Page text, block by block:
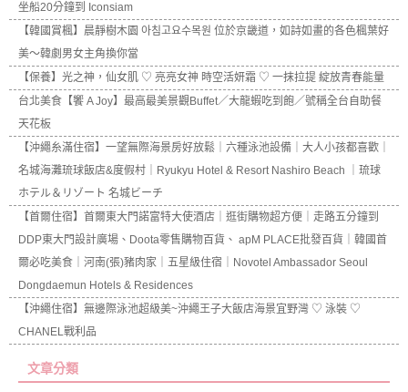
坐船20分鐘到 Iconsiam
【韓國賞楓】晨靜樹木園 아침고요수목원 位於京畿道，如詩如畫的各色楓葉好
美～韓劇男女主角換你當
【保養】光之神，仙女肌 ♡ 亮亮女神 時空活妍霜 ♡ 一抹拉提 綻放青春能量
台北美食【饗 A Joy】最高最美景觀Buffet／大龍蝦吃到飽／號稱全台自助餐
天花板
【沖繩糸滿住宿】一望無際海景房好放鬆｜六種泳池設備｜大人小孩都喜歡｜
名城海灘琉球飯店&度假村｜Ryukyu Hotel & Resort Nashiro Beach ｜琉球
ホテル＆リゾート 名城ビーチ
【首爾住宿】首爾東大門諾富特大使酒店｜逛街購物超方便｜走路五分鐘到
DDP東大門設計廣場、Doota零售購物百貨、 apM PLACE批發百貨｜韓國首
爾必吃美食｜河南(張)豬肉家｜五星級住宿｜Novotel Ambassador Seoul
Dongdaemun Hotels & Residences
【沖繩住宿】無邊際泳池超級美~沖繩王子大飯店海景宜野灣 ♡ 泳裝 ♡
CHANEL戰利品
文章分類